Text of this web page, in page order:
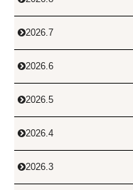
2026.7
2026.6
2026.5
2026.4
2026.3